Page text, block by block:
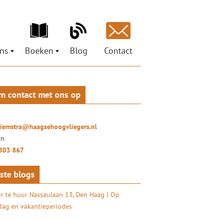
organisaties
Hiemstra
Social Return
Boeken
Mag ik je grootluisteren? Vertel!
LuisterLiefde
Blog Contact
contact met ons op
867
blogs
te huur Nassaulaan 13, Den Haag I Op
en vakantieperiodes